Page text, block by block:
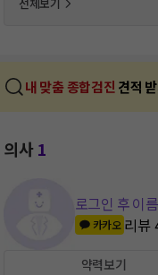
내 맞춤 종합검진 견적
의사1
로그인 후 이
카카오 리뷰
약력보기